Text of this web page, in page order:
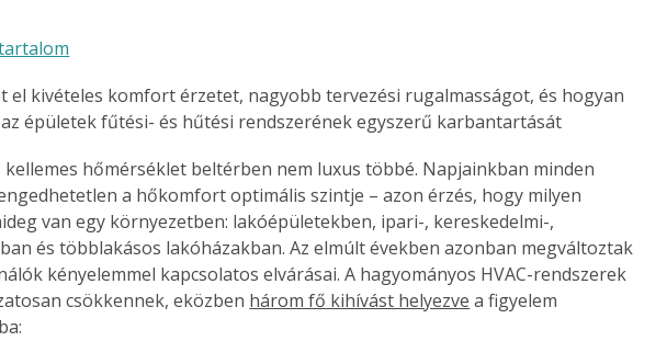
el kivételes komfort érzetet, nagyobb tervezési rugalmasságot, és hogyan
épületek fűtési- és hűtési rendszerének egyszerű karbantartását
kellemes hőmérséklet beltérben nem luxus többé. Napjainkban minden
a hőkomfort optimális szintje – azon érzés, hogy milyen
van egy környezetben: lakóépületekben, ipari-, kereskedelmi-,
és többlakásos lakóházakban. Az elmúlt években azonban megváltoztak
kényelemmel kapcsolatos elvárásai. A hagyományos HVAC-rendszerek
csökkennek, eközben három fő kihívást helyezve a figyelem